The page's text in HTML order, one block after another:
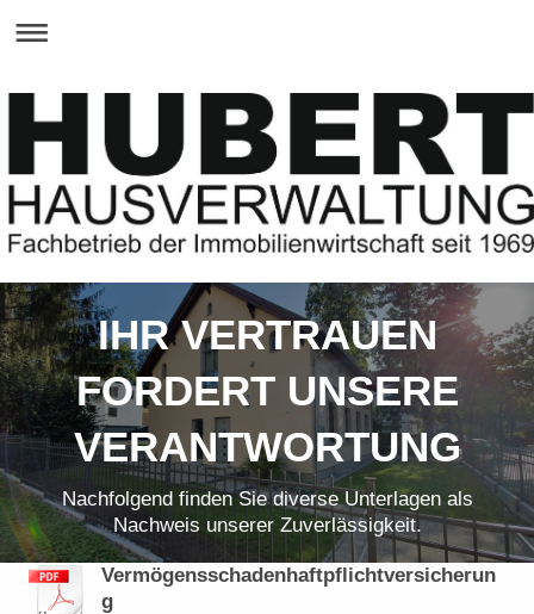
IHR VERTRAUEN
FORDERT UNSERE
VERANTWORTUNG
Nachfolgend finden Sie diverse Unterlagen als
Nachweis unserer Zuverlässigkeit.
Vermögensschadenhaftpflichtversicherun
g